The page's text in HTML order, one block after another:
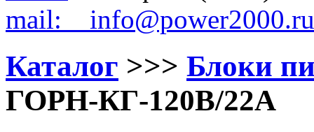
mail: info@power2000.ru
Каталог >>> Блоки
ГОРН-КГ-120В/22А